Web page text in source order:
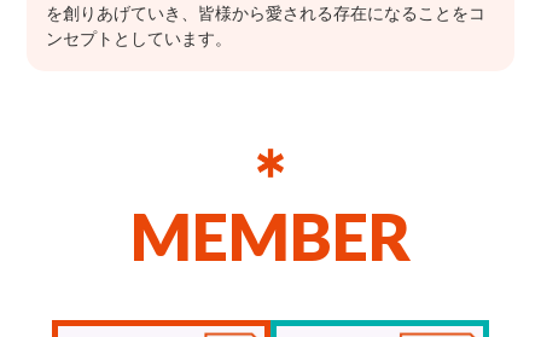
を創りあげていき、皆様から愛される存在になることをコ
ンセプトとしています。
MEMBER